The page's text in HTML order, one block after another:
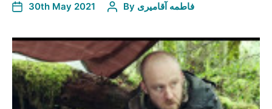
30th May 2021 By فاطمه آقامیری